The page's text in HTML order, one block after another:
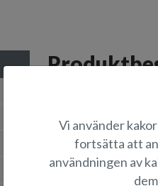
LÄMPLIGHET
Vi använder
fortsätta att
användningen av